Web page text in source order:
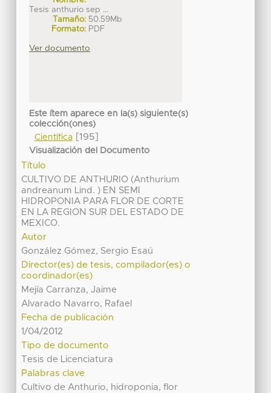
Tesis anthurio sep ...
Tamaño: 50.59Mb
Formato: PDF
Ver documento
Este ítem aparece en la(s) siguiente(s)
colección(ones)
Científica[195]
Visualización del Documento
Título
CULTIVO DE ANTHURIO (Anthurium
andreanum Lind. ) EN SEMI
HIDROPONIA PARA FLOR DE CORTE
EN LA REGION SUR DEL ESTADO DE
MEXICO.
Autor
González Gómez, Sergio Esaú
Director(es) de tesis, compilador(es) o
coordinador(es)
Mejía Carranza, Jaime
Alvarado Navarro, Rafael
Fecha de publicación
1/04/2012
Tipo de documento
Tesis de Licenciatura
Palabras clave
Cultivo de Anthurio, hidroponia, flor